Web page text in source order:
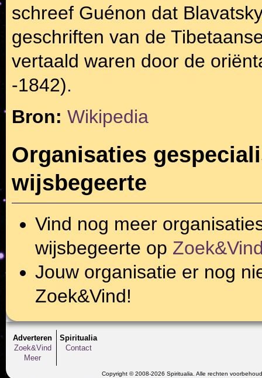
schreef Guénon dat
geschriften van de
vertaald waren door de
-1842).
Bron: Wikipedia
Organisaties
wijsbegeerte
Vind nog meer
wijsbegeerte op
Jouw organisatie er nog
Zoek&Vind!
Adverteren
Zoek&Vind
Meer
Spiritualia
Contact
Copyright © 2008-2026 Spiritualia. Alle rechten